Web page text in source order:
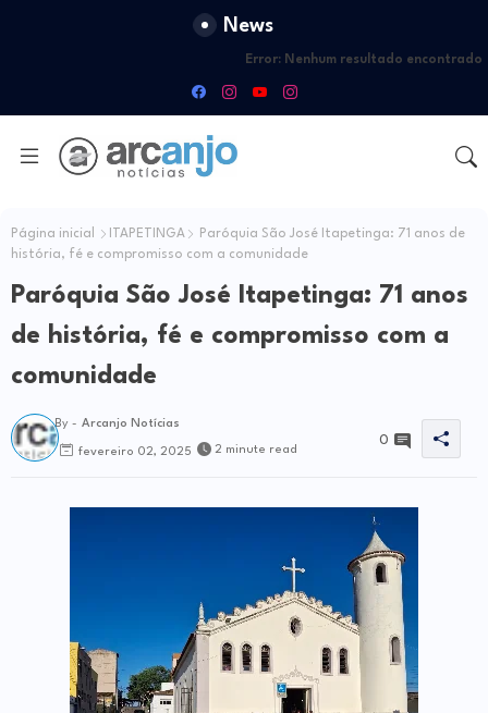
News
Error: Nenhum resultado encontrado
Página inicial ITAPETINGA
Paróquia São José Itapetinga: 71 anos de
história, fé e compromisso com a comunidade
Paróquia São José Itapetinga: 71 anos
de história, fé e compromisso com a
comunidade
By - Arcanjo Notícias
fevereiro 02, 2025 2 minute read
0